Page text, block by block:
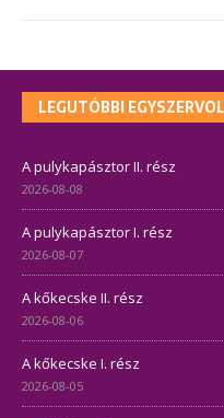
LEGUTÓBBI
A pulykapásztor II. rész
2026-08-08
A pulykapásztor I. rész
2026-08-07
A kőkecske II. rész
2026-08-06
A kőkecske I. rész
2026-08-05